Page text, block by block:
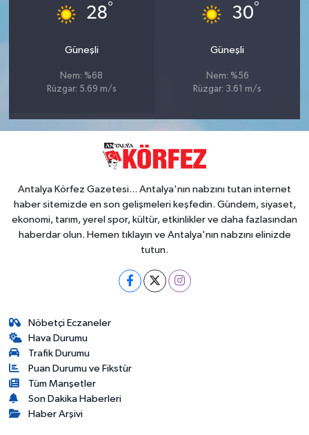
28°
Güneşli
Nem: %68
Rüzgar: 5.69 m/s
30°
Güneşli
Nem: %56
Rüzgar: 3.61 m/s
Antalya Körfez Gazetesi... Antalya'nın nabzını tutan internet
haber sitemizde en son gelişmeleri keşfedin. Gündem, siyaset,
ekonomi, tarım, yerel spor, kültür, etkinlikler ve daha fazlasından
haberdar olun. Hemen tıklayın ve Antalya'nın nabzını elinizde
tutun.
Nöbetçi Eczaneler
Hava Durumu
Trafik Durumu
Puan Durumu ve Fikstür
Tüm Manşetler
Son Dakika Haberleri
Haber Arşivi